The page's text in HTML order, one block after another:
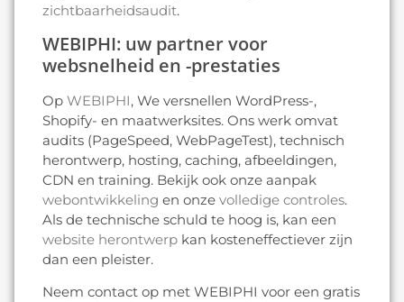
zichtbaarheidsaudit.
WEBIPHI: uw partner voor
websnelheid en -prestaties
Op WEBIPHI, We versnellen WordPress-,
Shopify- en maatwerksites. Ons werk omvat
audits (PageSpeed, WebPageTest), technisch
herontwerp, hosting, caching, afbeeldingen,
CDN en training. Bekijk ook onze aanpak
webontwikkeling en onze volledige controles.
Als de technische schuld te hoog is, kan een
website herontwerp kan kosteneffectiever zijn
dan een pleister.
Neem contact op met WEBIPHI voor een gratis